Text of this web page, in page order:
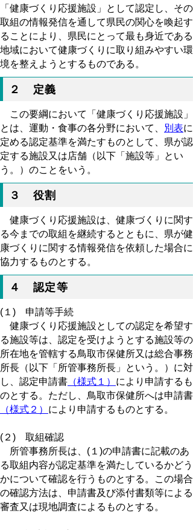
「健康づくり応援施設」として認定し、その
取組の情報発信を通して県民の関心を喚起す
ることにより、県民にとって最も身近である
地域において健康づくりに取り組みやすい環
境を整えようとするものである。
２ 定義
この要綱において「健康づくり応援施設」
とは、運動・食事の各分野において、
別表に
定める認定基準を満たすものとして、県が認
定する施設又は店舗（以下「施設等」とい
う。）のことをいう。
３ 役割
健康づくり応援施設は、健康づくりに関す
る今までの取組を継続するとともに、県が健
康づくりに関する情報発信を依頼した場合に
協力するものとする。
４ 認定等
(１) 申請等手続
健康づくり応援施設としての認定を希望す
る施設等は、認定を受けようとする施設等の
所在地を管轄する鳥取市保健所又は総合事務
所長（以下「所管事務所長」という。）に対
し、認定申請書 （様式１） により申請するも
のとする。ただし、鳥取市保健所へは申請書
（様式２） により申請するものとする。
(２) 取組確認
所管事務所長は、(１)の申請書に記載のあ
る取組内容が認定基準を満たしているかどう
かについて確認を行うものとする。この場合
の確認方法は、申請書及び添付書類等による
審査又は現地調査によるものとする。